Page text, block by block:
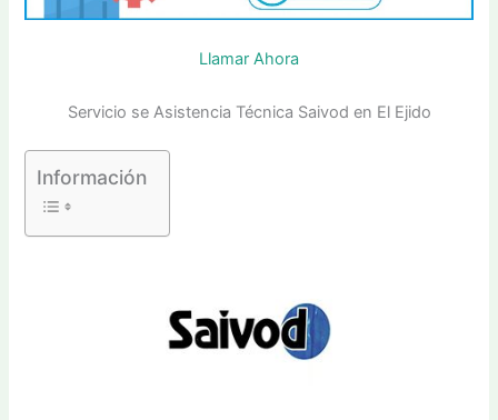
Llamar Ahora
Servicio se Asistencia Técnica Saivod en El Ejido
Información